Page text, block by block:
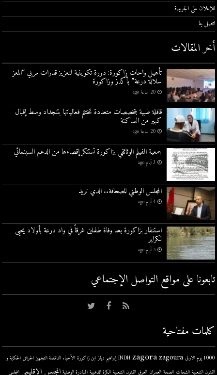
للإعلان على الجريدة
اتصل بنا
أخر المقالات
تأهيل واحات زاكورة: دورة تكوينية لتعزيز قدرات مربي “المعز
سلالة درعة” بأكدز وزاكورة
20 ساعة ago
قافلة طبية بتخصصات متعددة تختتم فعالياتها بتنجداد وسط إقبال
كبير من الساكنة
20 ساعة ago
جمعية الفيلم الوثائقي بزاكورة تستنكر إقصاءها من الدعم السينمائي
3 أيام ago
المجلس الوطني للصحافة.. الذي نريد
4 أيام ago
استنفار بزاكورة بعد وفاة طفلين غرقاً في واد درعة بأولاد يحيى
لكراير
5 أيام ago
تابعونا على مواقع التواصل اﻹجتماعي
كلمات مفتاحية
1000 يوم الاولى INDH zagora zagoura إبراهيم دياز ابن زاكورة الأحياء الناقصة التجهيز الحرائق الحكاية و
الفنون الشعبية الشحات الصحة العمران الغرق الفنون الشعبية الكرة الذهبية المبادرة الوطنية المجلس الإقليمي المجلس